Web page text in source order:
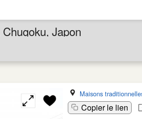
Japon
Maisons
Copier le lien